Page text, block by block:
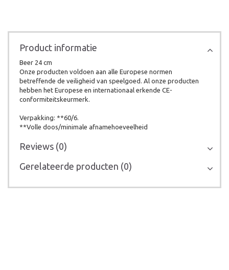
Product informatie
Beer 24 cm
Onze producten voldoen aan alle Europese normen
betreffende de veiligheid van speelgoed. Al onze producten
hebben het Europese en internationaal erkende CE-
conformiteitskeurmerk.
Verpakking: **60/6.
**Volle doos/minimale afnamehoeveelheid
Reviews (0)
Gerelateerde producten (0)